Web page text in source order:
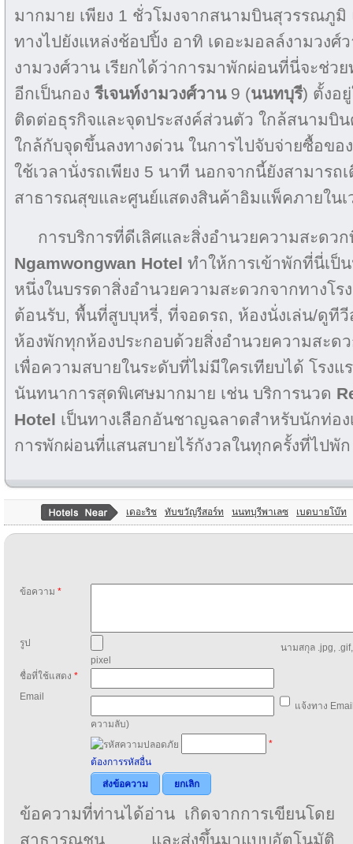
มากมาย เพียง 1 ชั่วโมงจากสนามบินสุวรรณภูมิ
ทางไปยังแหล่งช้อปปิ้ง อาทิ เดอะมอลล์งามวง
งามวงศ์วาน เรียกได้ว่าการมาพักผ่อนที่นี่จะช่ว
อีกเป็นกองรีเจนท์งามวงศ์วาน9 (นนทบุรี) ตั้งอ
ติดต่อธุรกิจและจุดประสงค์ส่วนตัว ใกล้สนามบิน
ใกล้กับจุดขึ้นลงทางด่วน ในการไปจับจ่ายซื้อขอ
ใช้เวลานั่งรถเพียง 5 นาที นอกจากนี้ยังสามารถ
สาธารณสุขและศูนย์แสดงสินค้าอิมแพ็คภายในเ
การบริการที่ดีเลิศและสิ่งอำนวยความสะดว
Ngamwongwan Hotel ทำให้การเข้าพักที่นี่เป็
หนึ่งในบรรดาสิ่งอำนวยความสะดวกจากทางโร
ต้อนรับ, พื้นที่สูบบุหรี่, ที่จอดรถ, ห้องนั่งเล่น/ดูที
ห้องพักทุกห้องประกอบด้วยสิ่งอำนวยความสะด
เพื่อความสบายในระดับที่ไม่มีใครเทียบได้ โรงแ
นันทนาการสุดพิเศษมากมาย เช่น บริการนวด
Hotel เป็นทางเลือกอันชาญฉลาดสำหรับนักท่อ
การพักผ่อนที่แสนสบายไร้กังวลในทุกครั้งที่ไปพัก
เดอะริช ทับขวัญรีสอร์ท นนทบุรีพาเลซ เบดบายโบ๊ท
ข้อความ *
รูป
นามสกุล .jpg,
pixel
ชื่อที่ใช้แสดง *
Email
แจ้งทาง
ความลับ)
*
ต้องการรหัสอื่น
ส่งข้อความ
ยกเลิก
ข้อความที่ท่านได้อ่าน เกิดจากการเขียนโดย
สาธารณชน และส่งขึ้นมาแบบอัตโนมัติ